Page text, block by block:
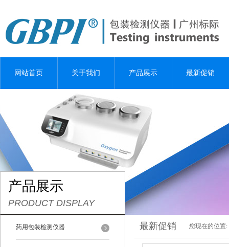
网站首页 关于我们 产品展示 最新促销
产品展示
PRODUCT DISPLAY
药用包装检测仪器 最新促销 您现在的位置: